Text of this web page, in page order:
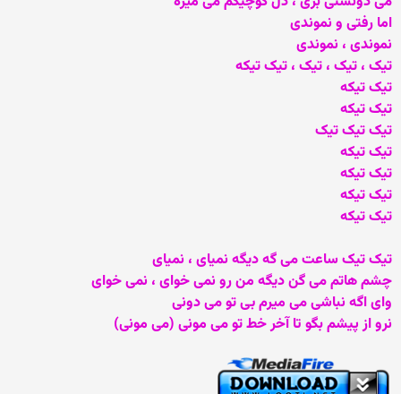
اما رفتی و نموندی
نموندی ، نموندی
تیک ، تیک ، تیک ، تیک تیکه
تیک تیکه
تیک تیکه
تیک تیک تیک
تیک تیکه
تیک تیکه
تیک تیکه
تیک تیکه
تیک تیک ساعت می گه دیگه نمیای ، نمیای
چشم هاتم می گن دیگه من رو نمی خوای ، نمی خوای
وای اگه نباشی می میرم بی تو می دونی
نرو از پیشم بگو تا آخر خط تو می مونی (می مونی)